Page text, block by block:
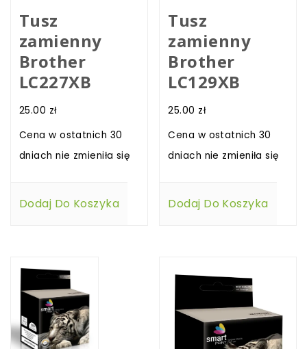
Tusz
zamienny
Brother
LC227XB
25.00 zł
Cena w ostatnich 30
dniach nie zmieniła się
Dodaj Do Koszyka
Tusz
zamienny
Brother
LC129XB
25.00 zł
Cena w ostatnich 30
dniach nie zmieniła się
Dodaj Do Koszyka